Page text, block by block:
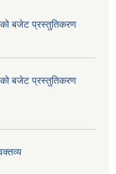
को बजेट प्रस्तुतिकरण
को बजेट प्रस्तुतिकरण